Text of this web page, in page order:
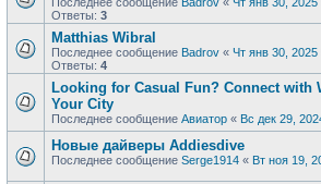
Ответы: 3
Matthias Wibral
Последнее сообщение Badrov « Чт янв 30, 2025
Ответы: 4
Looking for Casual Fun? Connect with
Your City
Последнее сообщение Авиатор « Вс дек 29,
Новые дайверы Addiesdive
Последнее сообщение Serge1914 « Вт ноя 19,